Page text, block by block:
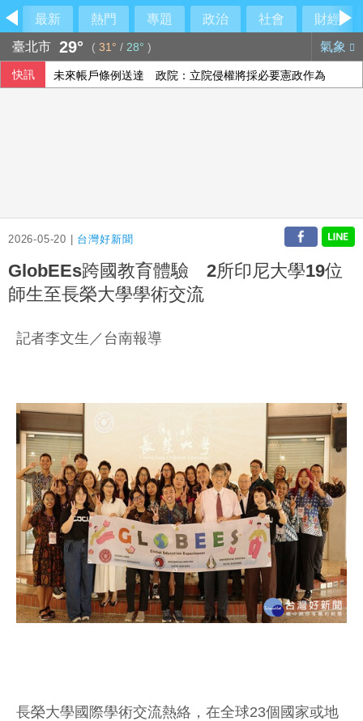
最新 熱門 專題 政治 社會
財經
臺北市 29° ( 31° / 28° ) 氣象
快訊 未來帳戶條例送達 政院：立院侵權將採必要憲政作為
2026-05-20 | 台灣好新聞
GlobEEs跨國教育體驗 2所印尼大學19位
師生至長榮大學學術交流
記者李文生／台南報導
長榮大學國際學術交流熱絡，在全球23個國家或地